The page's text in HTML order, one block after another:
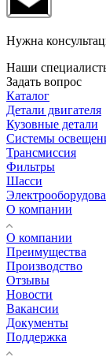
Нужна
Наши
Задать вопрос
Каталог
Детали двигателя
Кузовные детали
Системы
Трансмиссия
Фильтры
Шасси
О компании
О компании
Преимущества
Производство
Отзывы
Новости
Вакансии
Документы
Поддержка